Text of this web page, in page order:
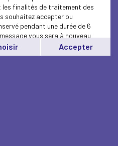
les finalités de traitement des
souhaitez accepter ou
pendant une durée de 6
vous sera à nouveau
à tout moment en
Accepter